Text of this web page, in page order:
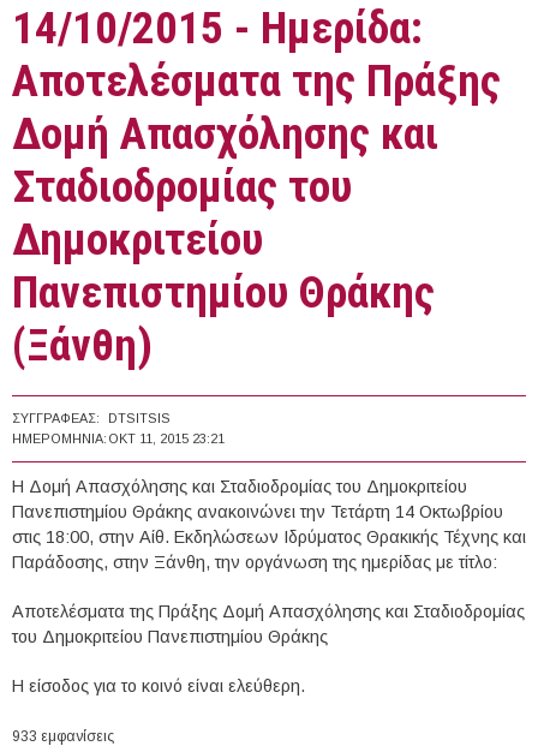
14/10/2015 - Ημερίδα:
Αποτελέσματα της Πράξης
Δομή Απασχόλησης και
Σταδιοδρομίας του
Δημοκριτείου
Πανεπιστημίου Θράκης
(Ξάνθη)
ΣΥΓΓΡΑΦΈΑΣ:
DTSITSIS
ΗΜΕΡΟΜΗΝΊΑ: ΟΚΤ 11, 2015 23:21
Η Δομή Απασχόλησης και Σταδιοδρομίας του Δημοκριτείου
Πανεπιστημίου Θράκης ανακοινώνει την Τετάρτη 14 Οκτωβρίου
στις 18:00, στην Αίθ. Εκδηλώσεων Ιδρύματος Θρακικής Τέχνης και
Παράδοσης, στην Ξάνθη, την οργάνωση της ημερίδας με τίτλο:
Αποτελέσματα της Πράξης Δομή Απασχόλησης και Σταδιοδρομίας
του Δημοκριτείου Πανεπιστημίου Θράκης
Η είσοδος για το κοινό είναι ελεύθερη.
933 εμφανίσεις